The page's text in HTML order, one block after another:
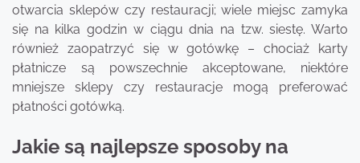
otwarcia sklepów czy restauracji; wiele miejsc zamyka
się na kilka godzin w ciągu dnia na tzw. siestę. Warto
również zaopatrzyć się w gotówkę – chociaż karty
płatnicze są powszechnie akceptowane, niektóre
mniejsze sklepy czy restauracje mogą preferować
płatności gotówką.
Jakie są najlepsze sposoby na